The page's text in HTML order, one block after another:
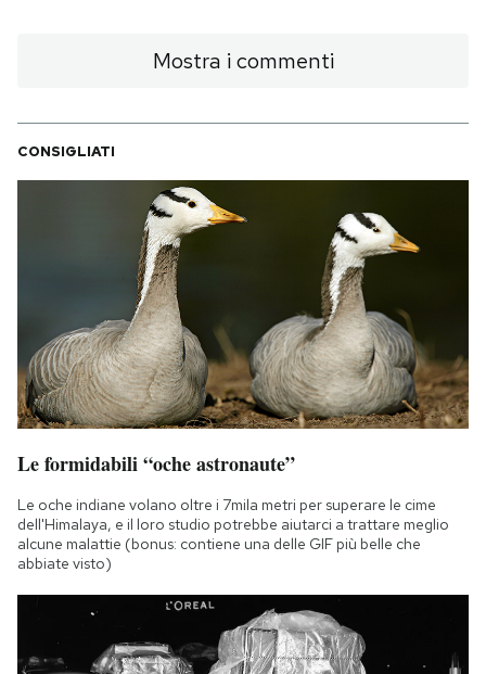
Mostra i commenti
CONSIGLIATI
Le formidabili “oche astronaute”
Le oche indiane volano oltre i 7mila metri per superare le cime
dell'Himalaya, e il loro studio potrebbe aiutarci a trattare meglio
alcune malattie (bonus: contiene una delle GIF più belle che
abbiate visto)